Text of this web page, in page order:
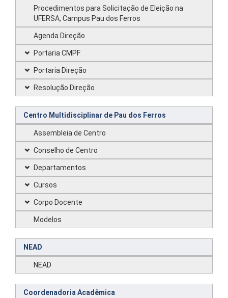
Procedimentos para Solicitação de Eleição na
UFERSA, Campus Pau dos Ferros
Agenda Direção
Portaria CMPF
Portaria Direção
Resolução Direção
Centro Multidisciplinar de Pau dos Ferros
Assembleia de Centro
Conselho de Centro
Departamentos
Cursos
Corpo Docente
Modelos
NEAD
NEAD
Coordenadoria Acadêmica